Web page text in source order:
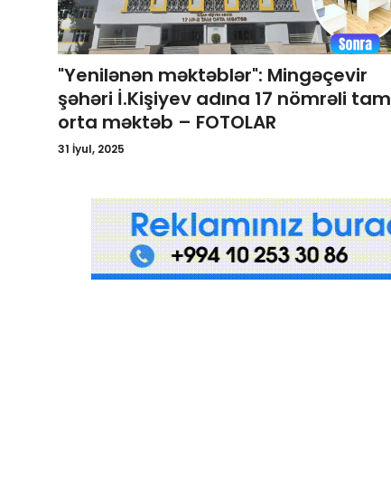
"Yenilənən məktəblər": Mingəçevir
şəhəri İ.Kişiyev adına 17 nömrəli tam
orta məktəb – FOTOLAR
31 İyul, 2025